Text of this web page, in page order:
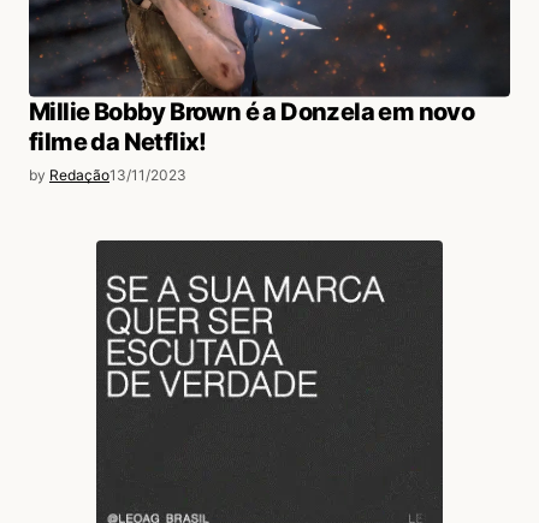
Millie Bobby Brown é a Donzela em novo
filme da Netflix!
by Redação13/11/2023